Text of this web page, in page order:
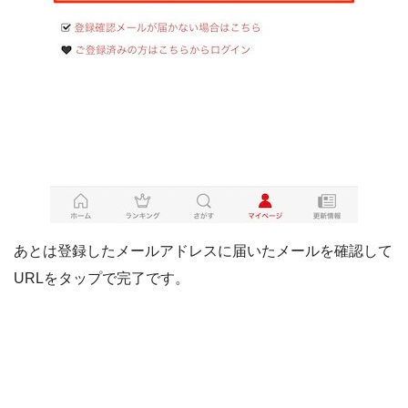
あとは登録したメールアドレスに届いたメールを確認して
URLをタップで完了です。